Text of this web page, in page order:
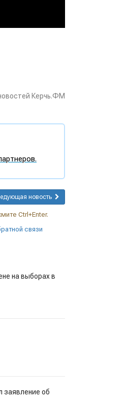
Керчь.ФМ
новость
Ctrl+Enter.
связи
на выборах в
заявление об